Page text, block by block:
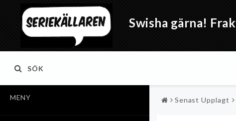
Swisha gärna!
SÖK
MENY Senast Upplagt